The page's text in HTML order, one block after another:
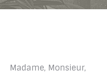
Madame, Monsieur,